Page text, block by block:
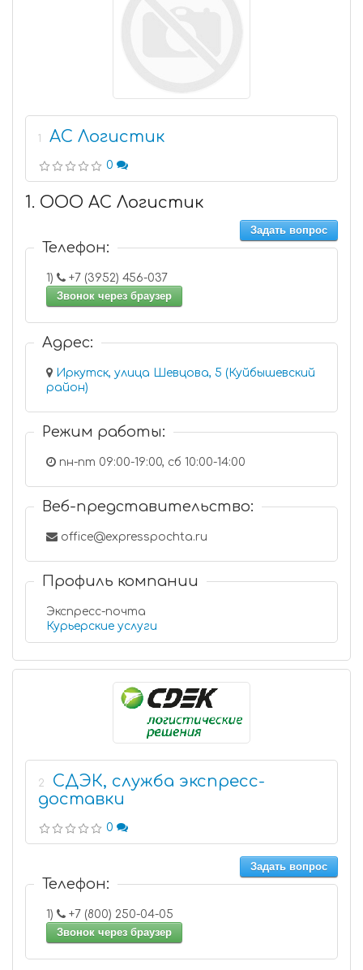
1 АС Логистик
0
1. ООО АС Логистик
Задать вопрос
Телефон:
1)
+7 (3952) 456-037
Звонок через браузер
Адрес:
Иркутск, улица Шевцова, 5 (Куйбышевский
район)
Режим работы:
пн-пт 09:00-19:00, сб 10:00-14:00
Веб-представительство:
office@expresspochta.ru
Профиль компании
Экспресс-почта
Курьерские услуги
2
СДЭК, служба экспресс-
доставки
0
Задать вопрос
Телефон:
1)
+7 (800) 250-04-05
Звонок через браузер